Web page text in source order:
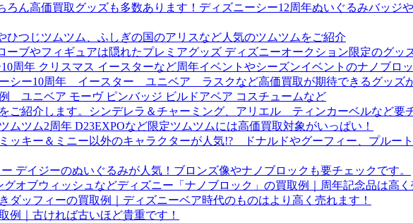
ん高価買取グッズも多数あります！ディズニーシー12周年ぬいぐるみバッジ
つじツムツム、ふしぎの国のアリスなど人気のツムツムをご紹介
ブやフィギュアは隠れたプレミアグッズ ディズニーオークション限定のグッ
周年 クリスマス イースターなど周年イベントやシーズンイベントのナノブロ
シー10周年 イースター ユニベア ラスクなど高価買取が期待できるグッズが
ユニベア モーヴ ピンバッジ ビルドアベア コスチュームなど
ご紹介します。シンデレラ＆チャーミング、アリエル ティンカーベルなど要
ツム2周年 D23EXPOなど限定ツムツムには高価買取対象がいっぱい！
キー＆ミニー以外のキャラクターが人気!? ドナルドやグーフィー、プルー
デイジーのぬいぐるみが人気！ブロンズ像やナノブロックも要チェックです。
オブウィッシュなどディズニー「ナノブロック」の買取例｜周年記念品は高く
ッフィーの買取例｜ディズニーベア時代のものはより高く売れます！
例｜古ければ古いほど貴重です！